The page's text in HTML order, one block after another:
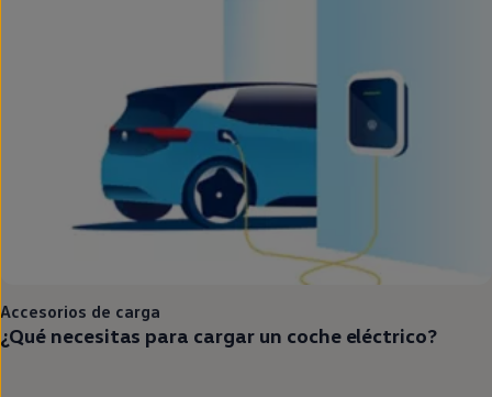
Accesorios de carga
¿Qué necesitas para cargar un coche eléctrico?